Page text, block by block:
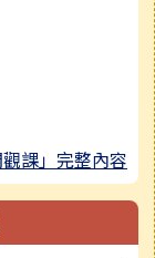
課」完整內容